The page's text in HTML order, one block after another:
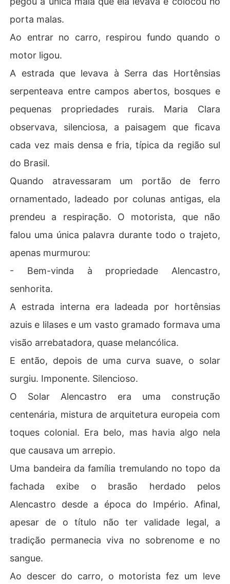
porta malas.
Ao entrar no carro, respirou fundo quando o
motor ligou.
A estrada que levava à Serra das Hortênsias
serpenteava entre campos abertos, bosques e
pequenas propriedades rurais. Maria Clara
observava, silenciosa, a paisagem que ficava
cada vez mais densa e fria, típica da região sul
do Brasil.
Quando atravessaram um portão de ferro
ornamentado, ladeado por colunas antigas, ela
prendeu a respiração. O motorista, que não
falou uma única palavra durante todo o trajeto,
apenas murmurou:
- Bem-vinda à propriedade Alencastro,
senhorita.
A estrada interna era ladeada por hortênsias
azuis e lilases e um vasto gramado formava uma
visão arrebatadora, quase melancólica.
E então, depois de uma curva suave, o solar
surgiu. Imponente. Silencioso.
O Solar Alencastro era uma construção
centenária, mistura de arquitetura europeia com
toques colonial. Era belo, mas havia algo nela
que causava um arrepio.
Uma bandeira da família tremulando no topo da
fachada exibe o brasão herdado pelos
Alencastro desde a época do Império. Afinal,
apesar de o título não ter validade legal, a
tradição permanecia viva no sobrenome e no
sangue.
Ao descer do carro, o motorista fez um leve